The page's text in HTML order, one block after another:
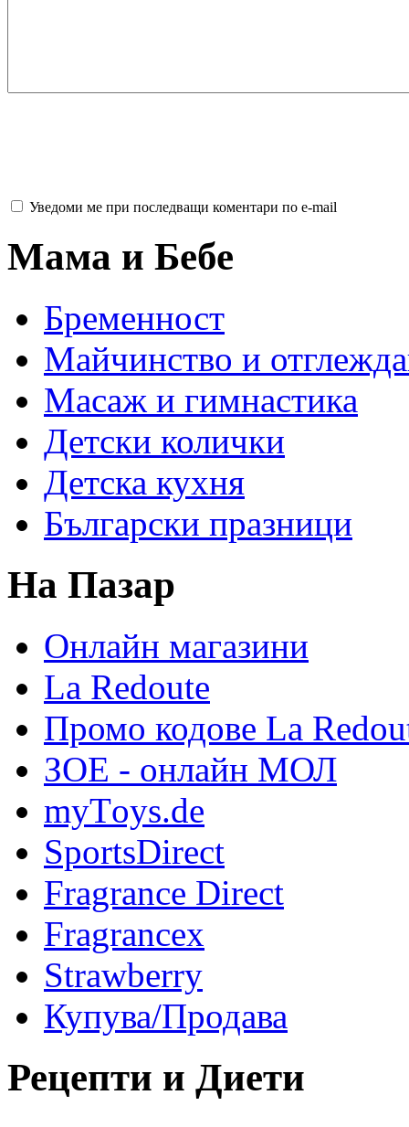
Уведоми ме при последващи коментари по e-mail
Мама и Бебе
Бременност
Майчинство и
Масаж и гимнастика
Детски колички
Детска кухня
Български празници
На Пазар
Онлайн магазини
La Redoute
Промо кодове La
ЗОЕ - онлайн МОЛ
myТoys.de
SportsDirect
Fragrance Direct
Fragrancex
Strawberry
Купува/Продава
Рецепти и Диети